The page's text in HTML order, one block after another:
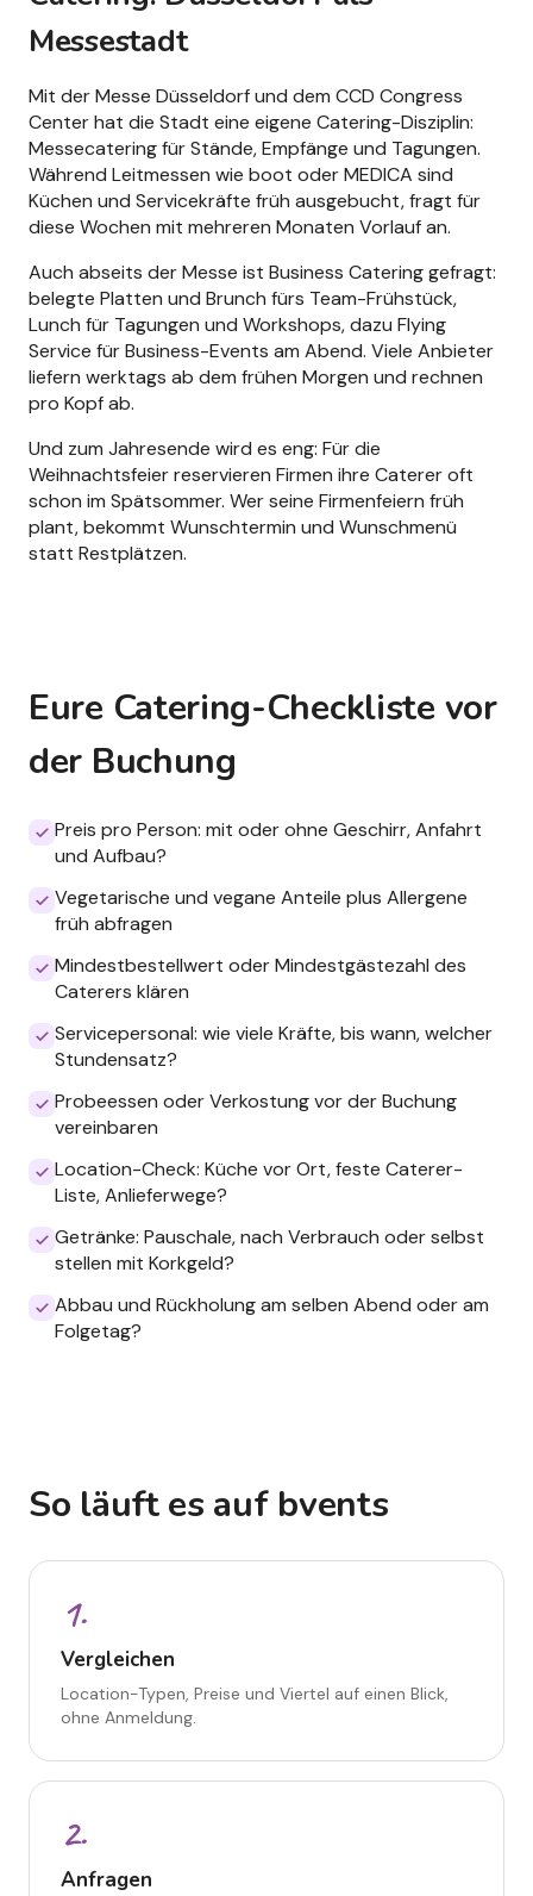
Messestadt
Mit der Messe Düsseldorf und dem CCD Congress
Center hat die Stadt eine eigene Catering-Disziplin:
Messecatering für Stände, Empfänge und Tagungen.
Während Leitmessen wie boot oder MEDICA sind
Küchen und Servicekräfte früh ausgebucht, fragt für
diese Wochen mit mehreren Monaten Vorlauf an.
Auch abseits der Messe ist Business Catering gefragt:
belegte Platten und Brunch fürs Team-Frühstück,
Lunch für Tagungen und Workshops, dazu Flying
Service für Business-Events am Abend. Viele Anbieter
liefern werktags ab dem frühen Morgen und rechnen
pro Kopf ab.
Und zum Jahresende wird es eng: Für die
Weihnachtsfeier reservieren Firmen ihre Caterer oft
schon im Spätsommer. Wer seine Firmenfeiern früh
plant, bekommt Wunschtermin und Wunschmenü
statt Restplätzen.
Eure Catering-Checkliste vor
der Buchung
Preis pro Person: mit oder ohne Geschirr, Anfahrt
und Aufbau?
Vegetarische und vegane Anteile plus Allergene
früh abfragen
Mindestbestellwert oder Mindestgästezahl des
Caterers klären
Servicepersonal: wie viele Kräfte, bis wann, welcher
Stundensatz?
Probeessen oder Verkostung vor der Buchung
vereinbaren
Location-Check: Küche vor Ort, feste Caterer-
Liste, Anlieferwege?
Getränke: Pauschale, nach Verbrauch oder selbst
stellen mit Korkgeld?
Abbau und Rückholung am selben Abend oder am
Folgetag?
So läuft es auf bvents
1.
Vergleichen
Location-Typen, Preise und Viertel auf einen Blick,
ohne Anmeldung.
2.
Anfragen